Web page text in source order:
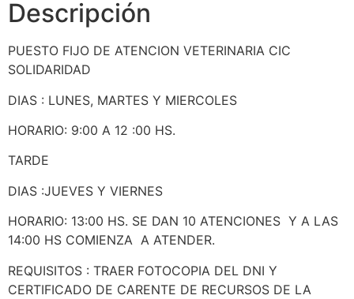
Descripción
PUESTO FIJO DE ATENCION VETERINARIA CIC
SOLIDARIDAD
DIAS : LUNES, MARTES Y MIERCOLES
HORARIO: 9:00 A 12 :00 HS.
TARDE
DIAS :JUEVES Y VIERNES
HORARIO: 13:00 HS. SE DAN 10 ATENCIONES Y A LAS
14:00 HS COMIENZA A ATENDER.
REQUISITOS : TRAER FOTOCOPIA DEL DNI Y
CERTIFICADO DE CARENTE DE RECURSOS DE LA